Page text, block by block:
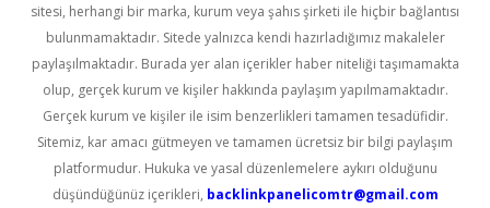
sitesi, herhangi bir marka, kurum veya şahıs şirketi ile hiçbir bağlantısı
bulunmamaktadır. Sitede yalnızca kendi hazırladığımız makaleler
paylaşılmaktadır. Burada yer alan içerikler haber niteliği taşımamakta
olup, gerçek kurum ve kişiler hakkında paylaşım yapılmamaktadır.
Gerçek kurum ve kişiler ile isim benzerlikleri tamamen tesadüfidir.
Sitemiz, kar amacı gütmeyen ve tamamen ücretsiz bir bilgi paylaşım
platformudur. Hukuka ve yasal düzenlemelere aykırı olduğunu
düşündüğünüz içerikleri, backlinkpanelicomtr@gmail.com